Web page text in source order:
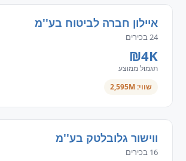
איילון חברה לביטוח בע''מ
24 בכירים
₪4K
תגמול ממוצע
שווי: 2,595M
ווישור גלובלטק בע''מ
16 בכירים